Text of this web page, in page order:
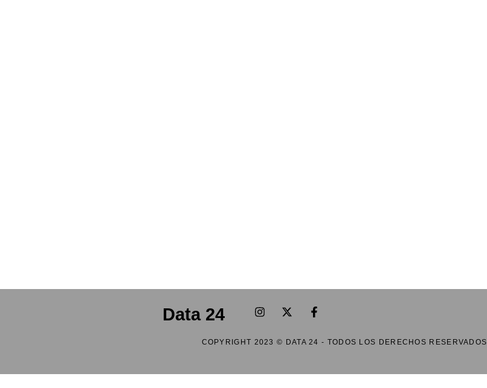
Data 24
COPYRIGHT 2023 © DATA 24 - TODOS LOS DERECHOS RESERVADOS